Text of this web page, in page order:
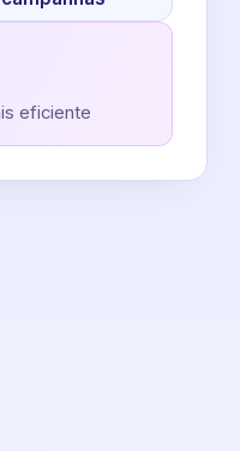
eficiente